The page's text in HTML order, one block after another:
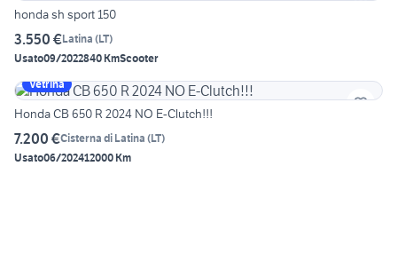
honda sh sport 150
3.550 €Latina (LT)
Usato09/2022840 KmScooter
Vetrina
Honda CB 650 R 2024 NO E-Clutch!!!
7.200 €Cisterna di Latina (LT)
Usato06/202412000 Km